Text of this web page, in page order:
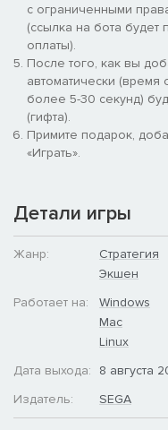
Действие комплекта
разворачивается через
War: THREE KINGDOMS.
фракции под
династии Цзинь.
механики, и всякий раз,
выстраивать новую
Новые князья
Каждый из восьми
основных классов
THREE KINGDOMS. В
уникальными
с ограниченными
(ссылка на бота
оплаты).
После того, как вы
автоматически
более 5-30 секунд)
(гифта).
Примите подарок,
«Играть».
Детали игры
Жанр:
Стратегия
Экшен
Работает на:
Windows
Mac
Linux
Дата выхода:
8 августа
Издатель:
SEGA